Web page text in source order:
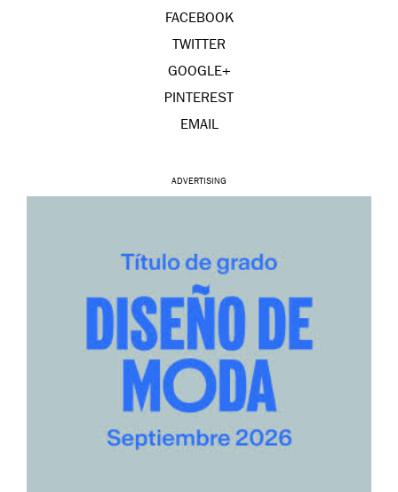
FACEBOOK
TWITTER
GOOGLE+
PINTEREST
EMAIL
ADVERTISING